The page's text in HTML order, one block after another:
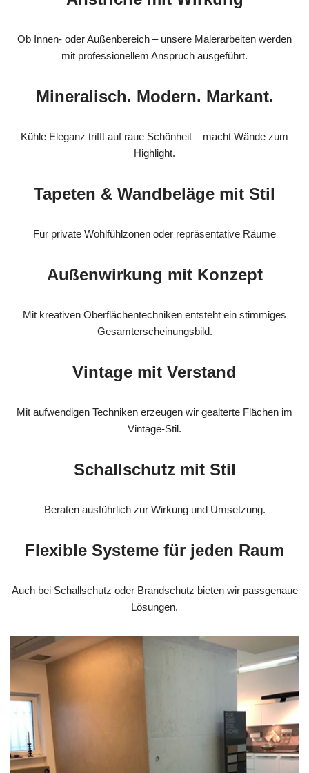
Ob Innen- oder Außenbereich – unsere Malerarbeiten werden
mit professionellem Anspruch ausgeführt.
Mineralisch. Modern. Markant.
Kühle Eleganz trifft auf raue Schönheit – macht Wände zum
Highlight.
Tapeten & Wandbeläge mit Stil
Für private Wohlfühlzonen oder repräsentative Räume
Außenwirkung mit Konzept
Mit kreativen Oberflächentechniken entsteht ein stimmiges
Gesamterscheinungsbild.
Vintage mit Verstand
Mit aufwendigen Techniken erzeugen wir gealterte Flächen im
Vintage-Stil.
Schallschutz mit Stil
Beraten ausführlich zur Wirkung und Umsetzung.
Flexible Systeme für jeden Raum
Auch bei Schallschutz oder Brandschutz bieten wir passgenaue
Lösungen.